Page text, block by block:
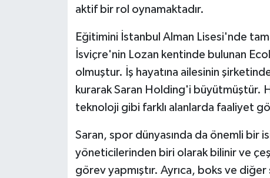
aktif bir rol oynamaktadır.
Eğitimini İstanbul Alman Lisesi'nde
İsviçre'nin Lozan kentinde bulunan
olmuştur. İş hayatına ailesinin
kurarak Saran Holding'i büyütmüştür.
teknoloji gibi farklı alanlarda faaliyet
Saran, spor dünyasında da önemli bir
yöneticilerinden biri olarak bilinir ve
görev yapmıştır. Ayrıca, boks ve diğer